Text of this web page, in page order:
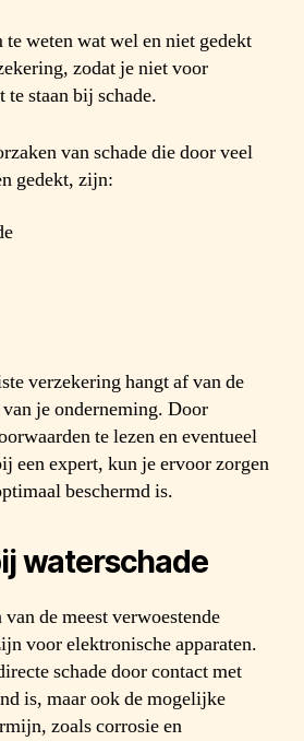
weten wat wel en niet gedekt
zodat je niet voor
staan bij schade.
van schade die door veel
gedekt, zijn:
verzekering hangt af van de
je onderneming. Door
te lezen en eventueel
een expert, kun je ervoor zorgen
beschermd is.
waterschade
de meest verwoestende
voor elektronische apparaten.
schade door contact met
is, maar ook de mogelijke
zoals corrosie en